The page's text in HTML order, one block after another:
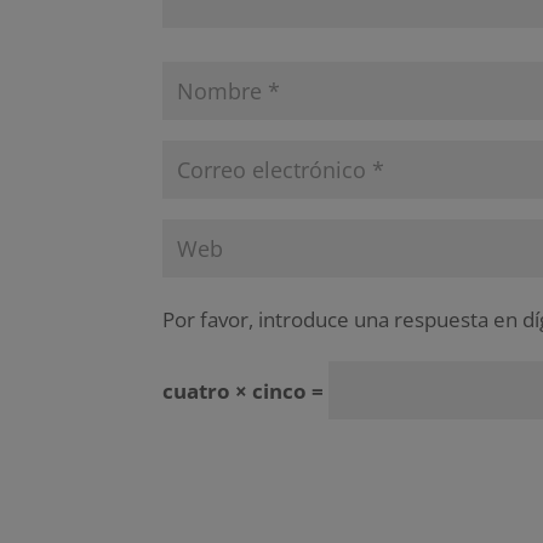
Por favor, introduce una respuesta en
cuatro × cinco =